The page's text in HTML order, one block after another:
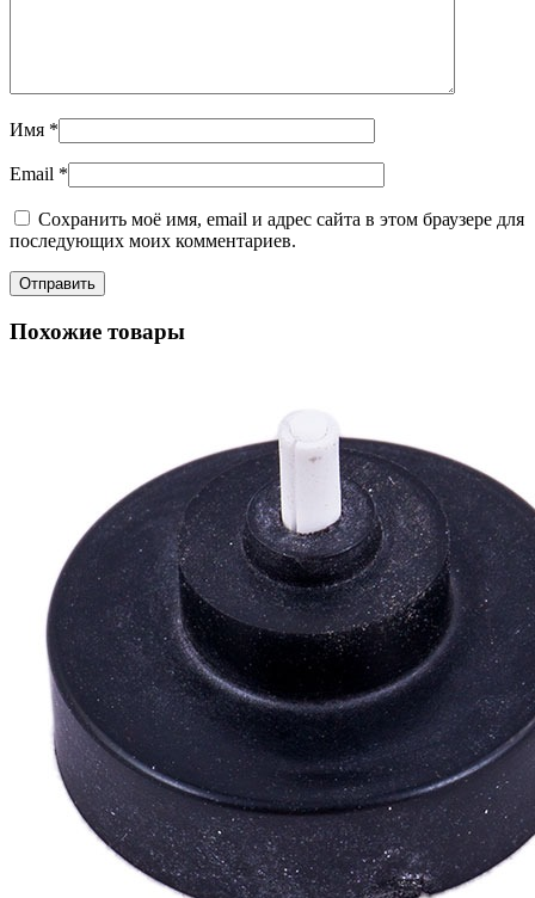
Имя *
Email *
Сохранить моё имя, email и адрес сайта в этом браузере для
последующих моих комментариев.
Похожие товары